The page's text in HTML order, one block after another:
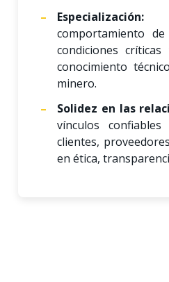
Especialización:
comportamiento
condiciones
conocimiento
minero.
Solidez en las
vínculos
clientes,
en ética,